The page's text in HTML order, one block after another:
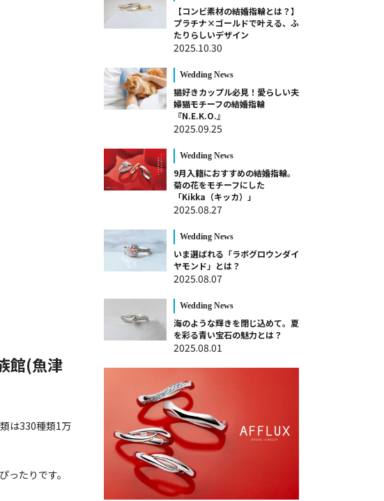
館(魚津
は330種類1万
たりです。
【コンビ素材の結婚指輪とは？】
プラチナ×ゴールドで叶える、ふ
たりらしいデザイン
2025.10.30
Wedding News
猫好きカップル必見！愛らしい夫
婦猫モチーフの結婚指輪
『N.E.K.O.』
2025.09.25
Wedding News
9月入籍におすすめの結婚指輪。
菊の花をモチーフにした
「Kikka（キッカ）」
2025.08.27
Wedding News
いま選ばれる「ラボグロウンダイ
ヤモンド」とは？
2025.08.07
Wedding News
海のような輝きを閉じ込めて。夏
を彩る青い宝石の魅力とは？
2025.08.01